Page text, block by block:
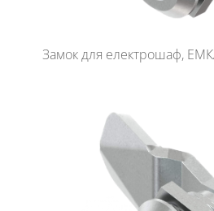
Замок для електрошаф,